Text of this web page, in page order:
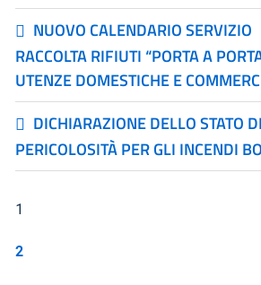
NUOVO CALENDARIO SERVIZIO
RACCOLTA RIFIUTI “PORTA A
UTENZE DOMESTICHE E
DICHIARAZIONE DELLO STATO
PERICOLOSITÀ PER GLI INCENDI
1
2